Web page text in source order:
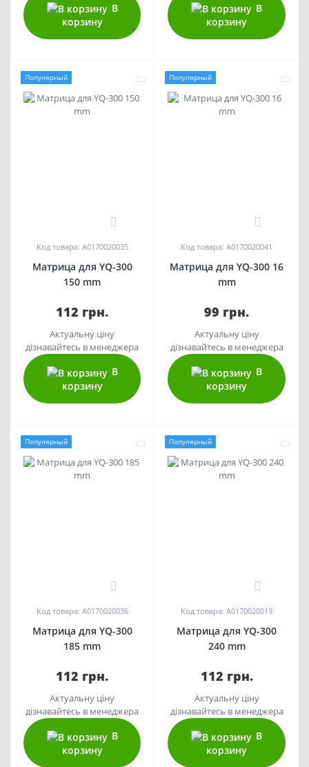
В
корзину
В
корзину
Популярный
Код товара: A0170020035
Матрица для YQ-300
150 mm
112 грн.
Актуальну ціну
дізнавайтесь в менеджера
В
корзину
Популярный
Код товара: A0170020041
Матрица для YQ-300 16
mm
99 грн.
Актуальну ціну
дізнавайтесь в менеджера
В
корзину
Популярный
Код товара: A0170020036
Матрица для YQ-300
185 mm
112 грн.
Актуальну ціну
дізнавайтесь в менеджера
В
корзину
Популярный
Код товара: A0170020019
Матрица для YQ-300
240 mm
112 грн.
Актуальну ціну
дізнавайтесь в менеджера
В
корзину